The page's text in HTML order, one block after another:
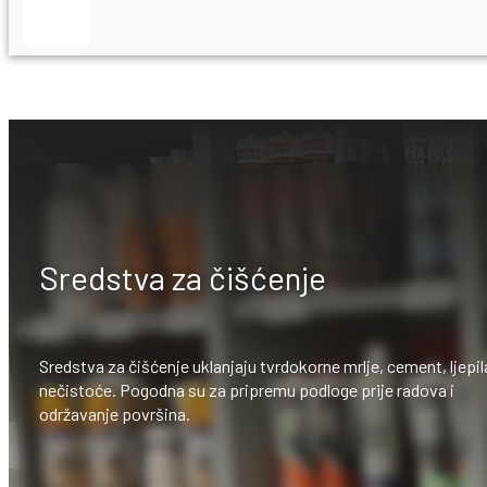
Sredstva za čišćenje
Sredstva za čišćenje uklanjaju tvrdokorne mrlje, cement,
nečistoće. Pogodna su za pripremu podloge prije radova i
održavanje površina.